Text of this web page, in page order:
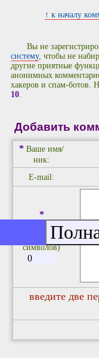
↑ к началу
Вы не
систему, чтобы не
другие приятные
анонимных
хакеров и спам-ботов.
10.
Добавить
* Ваше имя/
ник:
E-mail:
*
Комментарий:
(до 2048
символов)
введите две